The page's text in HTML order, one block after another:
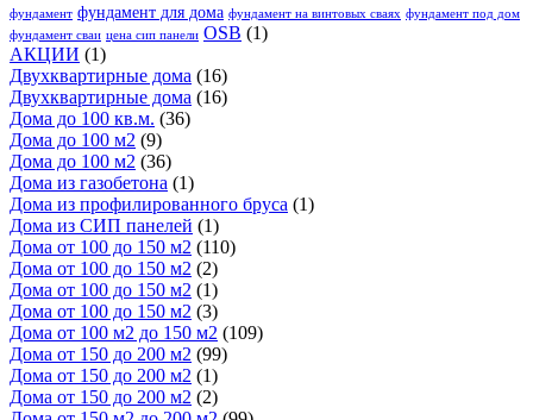
фундамент фундамент для дома фундамент на винтовых сваях фундамент под дом
фундамент сваи цена сип панели OSB (1)
АКЦИИ (1)
Двухквартирные дома (16)
Двухквартирные дома (16)
Дома до 100 кв.м. (36)
Дома до 100 м2 (9)
Дома до 100 м2 (36)
Дома из газобетона (1)
Дома из профилированного бруса (1)
Дома из СИП панелей (1)
Дома от 100 до 150 м2 (110)
Дома от 100 до 150 м2 (2)
Дома от 100 до 150 м2 (1)
Дома от 100 до 150 м2 (3)
Дома от 100 м2 до 150 м2 (109)
Дома от 150 до 200 м2 (99)
Дома от 150 до 200 м2 (1)
Дома от 150 до 200 м2 (2)